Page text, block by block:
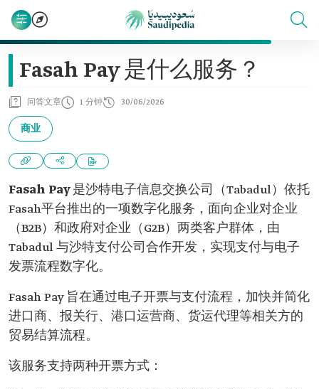
Fasah Pay 是什么服务？
问答文章 1 分钟 30/06/2026
商业
Fasah Pay是沙特电子信息交换公司（Tabadul）依托
Fasah平台推出的一项数字化服务，面向企业对企业
（B2B）和政府对企业（G2B）两类客户群体，由
Tabadul 与沙特支付公司合作开发，实现支付与电子
发票流程数字化。
Fasah Pay 旨在通过电子开票与支付流程，加快并简化
进口商、报关行、港口运营商、货运代理等相关方的
贸易结算流程。
该服务支持两种开票方式：